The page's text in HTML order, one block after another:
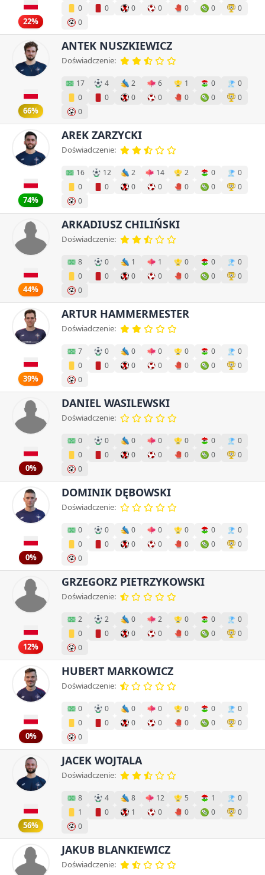
22%
0
0 0 0 0 0
0
0
66%
ANTEK NUSZKIEWICZ
Doświadczenie:
17 4 2 6 1 0
0
0
0 0 0 0 0
0
0
74%
AREK ZARZYCKI
Doświadczenie:
16 12 2 14 2 0
0
0
0 0 0 0 0
0
0
44%
ARKADIUSZ CHILIŃSKI
Doświadczenie:
8 0 1 1 0 0
0
0
0 0 0 0 0
0
0
39%
ARTUR HAMMERMESTER
Doświadczenie:
7 0 0 0 0 0
0
0
0 0 0 0 0
0
0
0%
DANIEL WASILEWSKI
Doświadczenie:
0 0 0 0 0 0
0
0
0 0 0 0 0
0
0
0%
DOMINIK DĘBOWSKI
Doświadczenie:
0 0 0 0 0 0
0
0
0 0 0 0 0
0
0
12%
GRZEGORZ PIETRZYKOWSKI
Doświadczenie:
2 2 0 2 0 0
0
0
0 0 0 0 0
0
0
0%
HUBERT MARKOWICZ
Doświadczenie:
0 0 0 0 0 0
0
0
0 0 0 0 0
0
0
56%
JACEK WOJTALA
Doświadczenie:
8 4 8 12 5 1
0
1
0 1 0 0 0
0
0
JAKUB BLANKIEWICZ
Doświadczenie: